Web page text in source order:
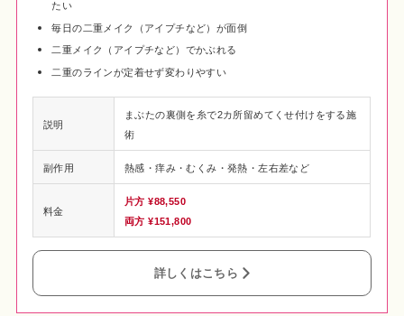
たい
毎日の二重メイク（アイプチなど）が面倒
二重メイク（アイプチなど）でかぶれる
二重のラインが定着せず変わりやすい
説明
まぶたの裏側を糸で2カ所留めてくせ付けをする施
術
副作用 熱感・痒み・むくみ・発熱・左右差など
料金
片方 ¥88,550
両方 ¥151,800
詳しくはこちら